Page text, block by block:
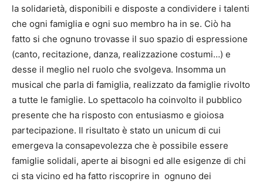
la solidarietà, disponibili e disposte a condividere i talenti
che ogni famiglia e ogni suo membro ha in se. Ciò ha
fatto si che ognuno trovasse il suo spazio di espressione
(canto, recitazione, danza, realizzazione costumi…) e
desse il meglio nel ruolo che svolgeva. Insomma un
musical che parla di famiglia, realizzato da famiglie rivolto
a tutte le famiglie. Lo spettacolo ha coinvolto il pubblico
presente che ha risposto con entusiasmo e gioiosa
partecipazione. Il risultato è stato un unicum di cui
emergeva la consapevolezza che è possibile essere
famiglie solidali, aperte ai bisogni ed alle esigenze di chi
ci sta vicino ed ha fatto riscoprire in ognuno dei